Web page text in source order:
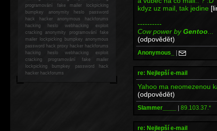
kdyz uz mail, tak jedine
----------
Cow power byGentoo
(odpovědět)
Anonymous_ |
re: Nejlepší e-mail
Yahoo ma neomezenou
(odpovědět)
Slammer____ | 89.103.37.*
re: Nejlepší e-mail
programování fake mailer lockpicking
bumpkey anonymity heslo password
hackhacker anonymous hackforums
hackingheslo webhacking exploit
cracking anonymity programování fake
mailer lockpicking bumpkey anonymous
password hack proxy hacker hackforums
hacking heslo webhacking exploit
cracking programování fake mailer
lockpicking bumpkey password hack
hackerhackforums